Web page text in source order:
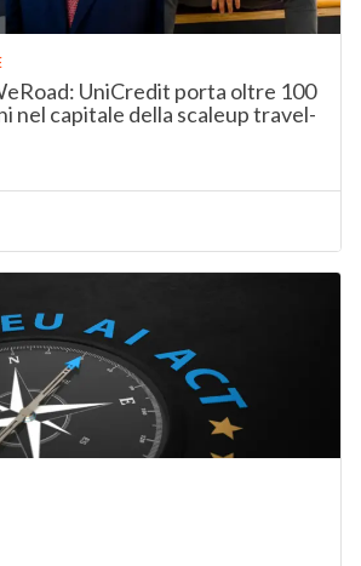
UniCredit porta oltre 100
nel capitale della scaleup travel-